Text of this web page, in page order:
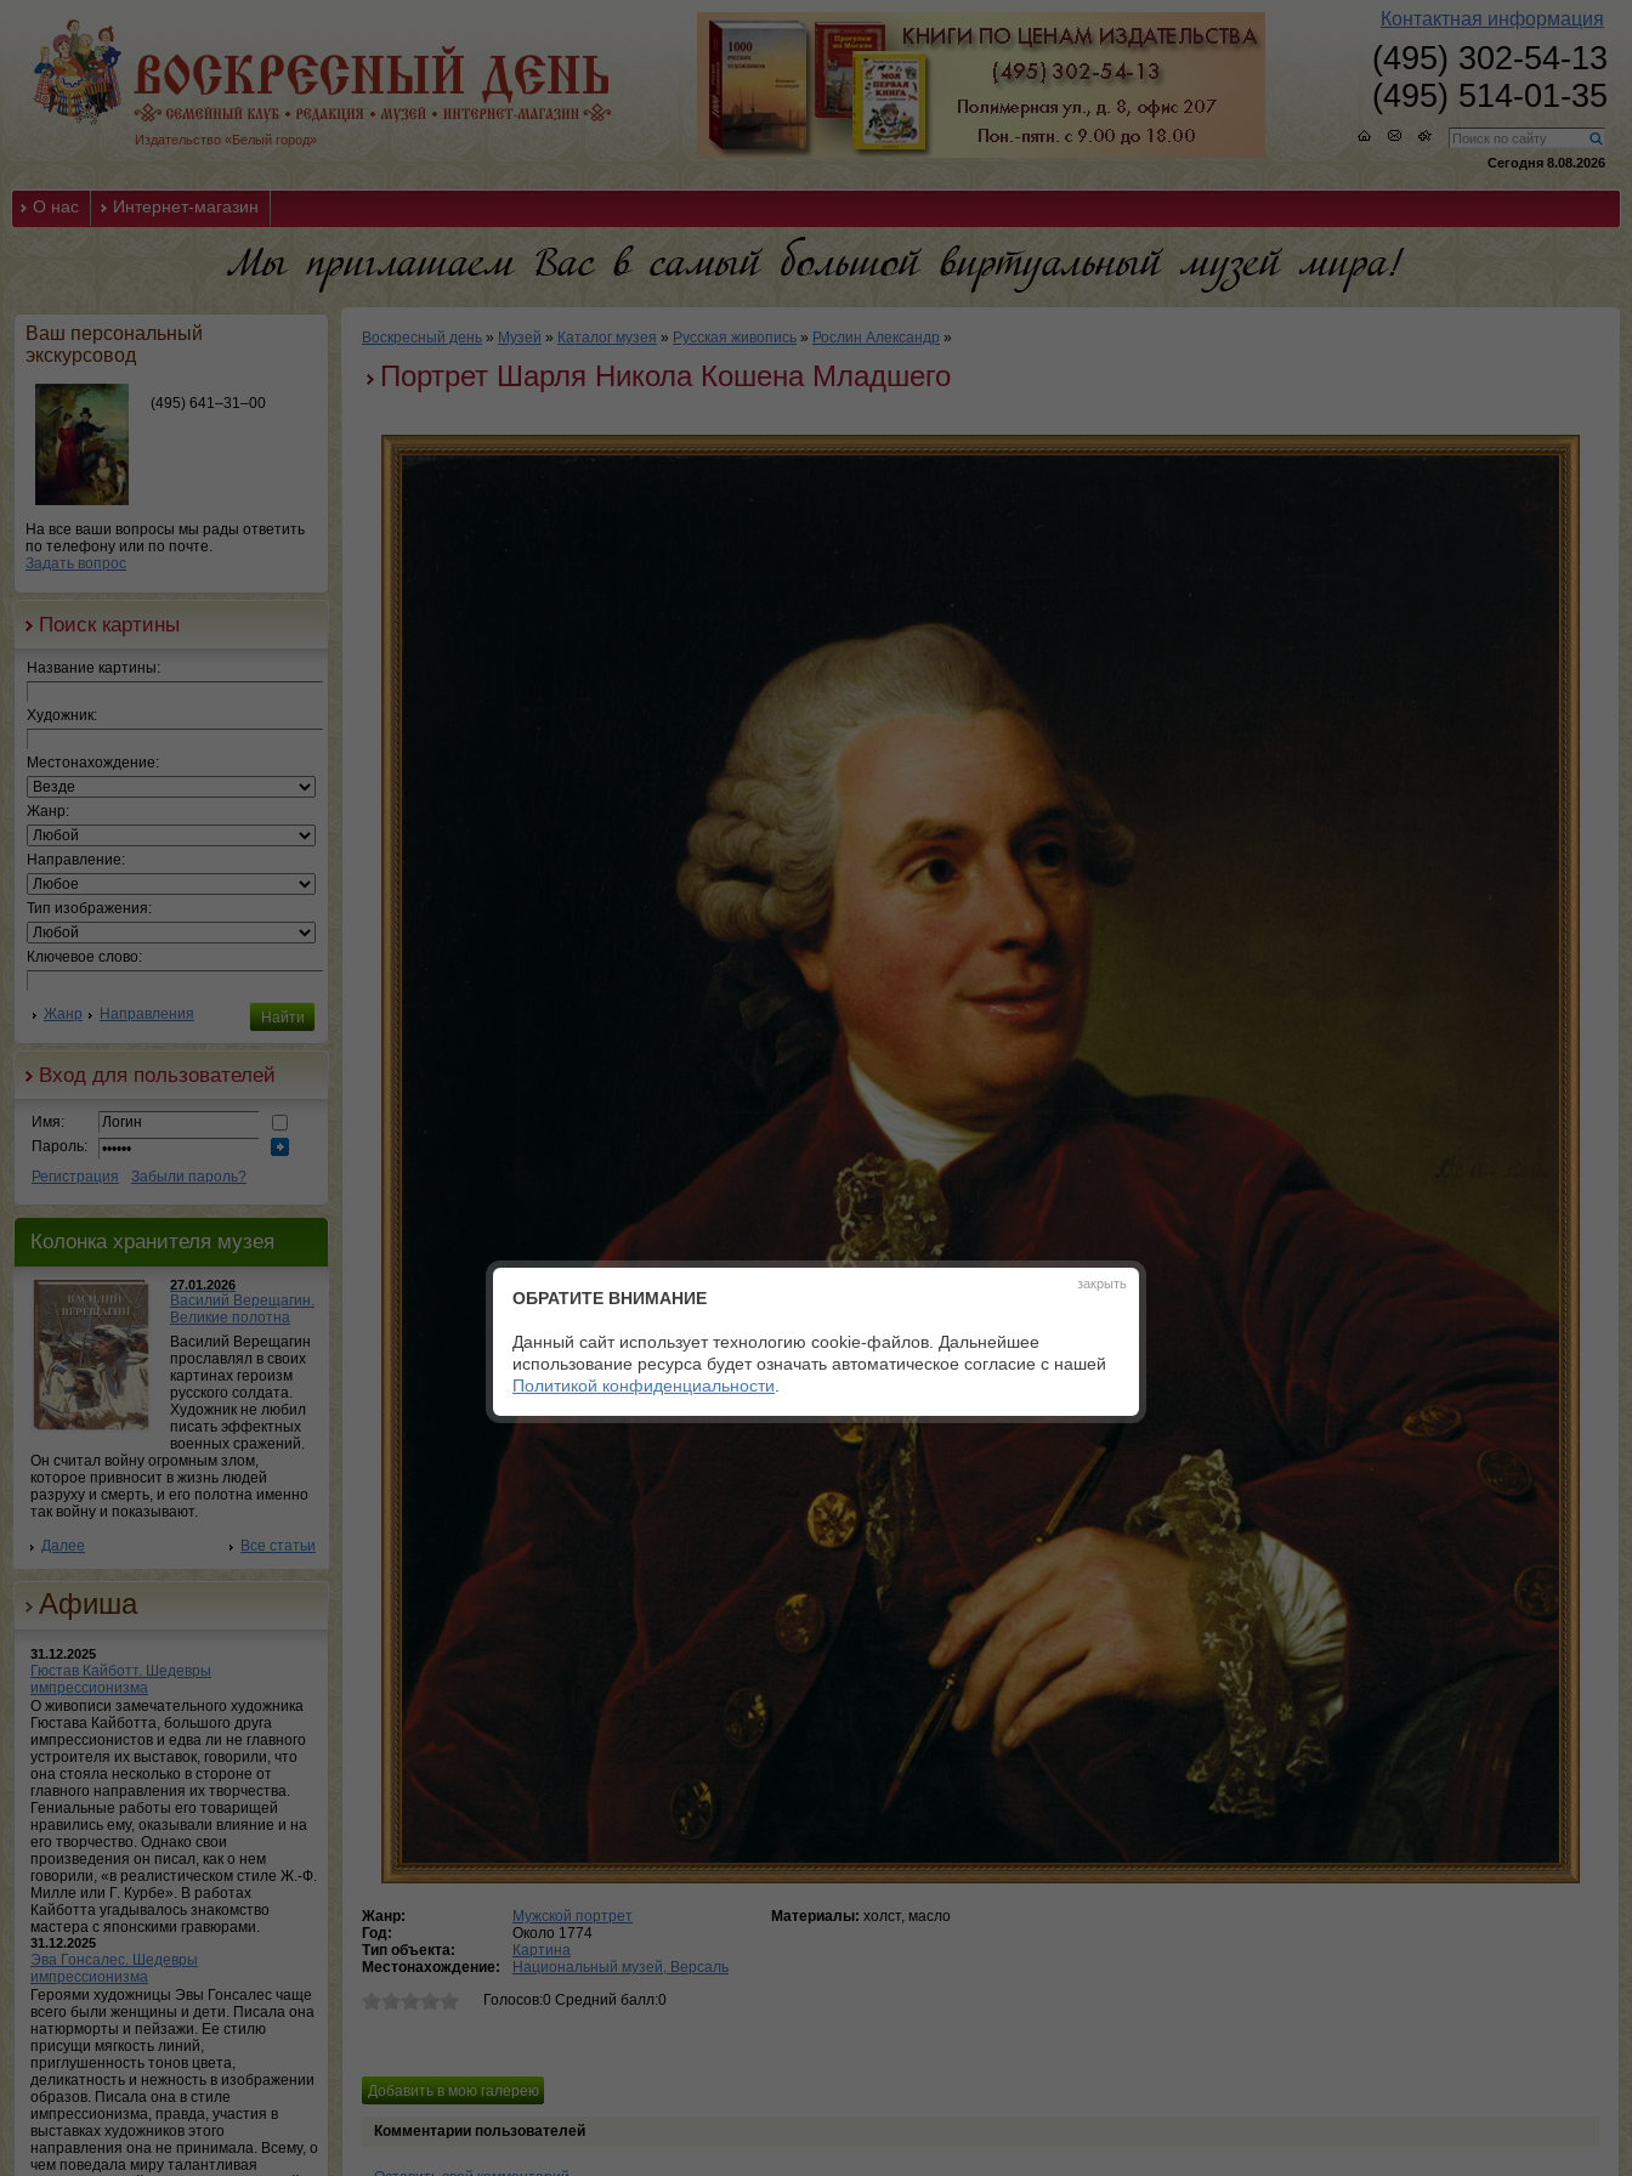
Издательство «Белый город»
Контактная информация
(495) 302-54-13
(495) 514-01-35
Сегодня 8.08.2026
О нас Интернет-магазин
Ваш персональный
экскурсовод
(495) 641–31–00
На все ваши вопросы мы рады ответить
по телефону или по почте.
Задать вопрос
Поиск картины
Название картины:
Художник:
Местонахождение:
Жанр:
Направление:
Тип изображения:
Ключевое слово:
Жанр Направления
Вход для пользователей
Имя:
Пароль:
Регистрация
Забыли пароль?
Колонка хранителя музея
27.01.2026
Василий Верещагин.
Великие полотна
Василий Верещагин
прославлял в своих
картинах героизм
русского солдата.
Художник не любил
писать эффектных
военных сражений.
Он считал войну огромным злом,
которое привносит в жизнь людей
разруху и смерть, и его полотна именно
так войну и показывают.
Далее
Все статьи
Афиша
31.12.2025
Гюстав Кайботт. Шедевры
импрессионизма
О живописи замечательного художника
Гюстава Кайботта, большого друга
импрессионистов и едва ли не главного
устроителя их выставок, говорили, что
она стояла несколько в стороне от
главного направления их творчества.
Гениальные работы его товарищей
нравились ему, оказывали влияние и на
его творчество. Однако свои
произведения он писал, как о нем
говорили, «в реалистическом стиле Ж.-Ф.
Милле или Г. Курбе». В работах
Кайботта угадывалось знакомство
мастера с японскими гравюрами.
31.12.2025
Эва Гонсалес. Шедевры
импрессионизма
Героями художницы Эвы Гонсалес чаще
всего были женщины и дети. Писала она
натюрморты и пейзажи. Ее стилю
присущи мягкость линий,
приглушенность тонов цвета,
деликатность и нежность в изображении
образов. Писала она в стиле
импрессионизма, правда, участия в
выставках художников этого
направления она не принимала. Всему, о
чем поведала миру талантливая
Воскресный день » Музей » Каталог музея » Русская живопись » Рослин Александр »
Портрет Шарля Никола Кошена Младшего
Жанр:
Мужской портрет
Год:
Около 1774
Тип объекта:
Картина
Местонахождение:
Национальный музей, Версаль
Голосов:0 Средний балл:0
Материалы: холст, масло
Комментарии пользователей
закрыть
ОБРАТИТЕ ВНИМАНИЕ
Данный сайт использует технологию cookie-файлов. Дальнейшее
использование ресурса будет означать автоматическое согласие с нашей
Политикой конфиденциальности